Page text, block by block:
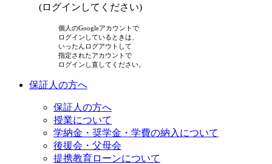
(ログインしてください)
個人のGoogleアカウントで
ログインしているときは、
いったんログアウトして
指定されたアカウントで
ログインし直してください。
保証人の方へ
保証人の方へ
授業について
学納金・奨学金・学費の納入について
後援会・父母会
提携教育ローンについて